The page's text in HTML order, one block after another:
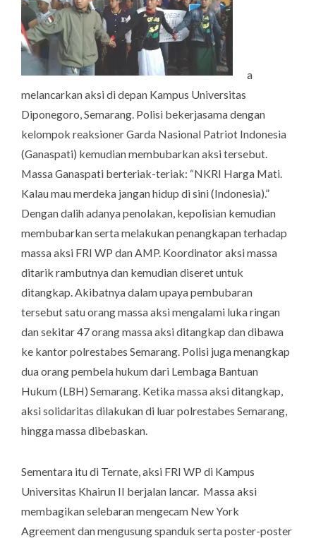
a
melancarkan aksi di depan Kampus Universitas
Diponegoro, Semarang. Polisi bekerjasama dengan
kelompok reaksioner Garda Nasional Patriot Indonesia
(Ganaspati) kemudian membubarkan aksi tersebut.
Massa Ganaspati berteriak-teriak: “NKRI Harga Mati.
Kalau mau merdeka jangan hidup di sini (Indonesia).”
Dengan dalih adanya penolakan, kepolisian kemudian
membubarkan serta melakukan penangkapan terhadap
massa aksi FRI WP dan AMP. Koordinator aksi massa
ditarik rambutnya dan kemudian diseret untuk
ditangkap. Akibatnya dalam upaya pembubaran
tersebut satu orang massa aksi mengalami luka ringan
dan sekitar 47 orang massa aksi ditangkap dan dibawa
ke kantor polrestabes Semarang. Polisi juga menangkap
dua orang pembela hukum dari Lembaga Bantuan
Hukum (LBH) Semarang. Ketika massa aksi ditangkap,
aksi solidaritas dilakukan di luar polrestabes Semarang,
hingga massa dibebaskan.
Sementara itu di Ternate, aksi FRI WP di Kampus
Universitas Khairun II berjalan lancar. Massa aksi
membagikan selebaran mengecam New York
Agreementdan mengusung spanduk serta poster-poster